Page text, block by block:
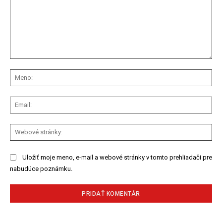
Uložiť moje meno, e-mail a webové stránky v tomto prehliadači pre
nabudúce poznámku.